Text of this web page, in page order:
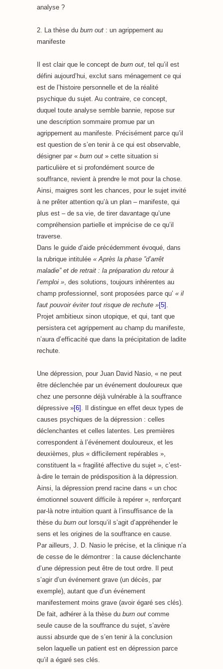
analyse ?
2. La thèse du burn out : un agrippement au
manifeste
Il est clair que le concept de burn out, tel qu’il est
défini aujourd’hui, exclut sans ménagement ce qui
est de l’histoire personnelle et de la réalité
psychique du sujet. Au contraire, ce concept,
duquel toute analyse semble bannie, repose sur
une description sommaire promue par un
agrippement au manifeste. Précisément parce qu’il
est question de s’en tenir à ce qui est observable,
désigner par « burn out » cette situation si
particulière et si profondément source de
souffrance, revient à prendre le mot pour la chose.
Ainsi, maigres sont les chances, pour le sujet invité
à ne prêter attention qu’à un plan – manifeste, qui
plus est – de sa vie, de tirer davantage qu’une
compréhension partielle et imprécise de ce qu’il
traverse.
Dans le guide d’aide précédemment évoqué, dans
la rubrique intitulée « Après la phase ”d’arrêt
maladie” et de retrait : la préparation du retour à
l’emploi », des solutions, toujours inhérentes au
champ professionnel, sont proposées parce qu’ « il
faut pouvoir éviter tout risque de rechute »[5] .
Projet ambitieux sinon utopique, et qui, tant que
persistera cet agrippement au champ du manifeste,
n’aura d’efficacité que dans la précipitation de ladite
rechute.
Une dépression, pour Juan David Nasio, « ne peut
être déclenchée par un événement douloureux que
chez une personne déjà vulnérable à la souffrance
dépressive »[6] . Il distingue en effet deux types de
causes psychiques de la dépression : celles
déclenchantes et celles latentes. Les premières
correspondent à l’événement douloureux, et les
deuxièmes, plus « difficilement repérables »,
constituent la « fragilité affective du sujet », c’est-
à-dire le terrain de prédisposition à la dépression.
Ainsi, la dépression prend racine dans « un choc
émotionnel souvent difficile à repérer », renforçant
par-là notre intuition quant à l’insuffisance de la
thèse du burn out lorsqu’il s’agit d’appréhender le
sens et les origines de la souffrance en cause.
Par ailleurs, J. D. Nasio le précise, et la clinique n’a
de cesse de le démontrer : la cause déclenchante
d’une dépression peut être de tout ordre. Il peut
s’agir d’un événement grave (un décès, par
exemple), autant que d’un événement
manifestement moins grave (avoir égaré ses clés).
De fait, adhérer à la thèse du burn out comme
seule cause de la souffrance du sujet, s’avère
aussi absurde que de s’en tenir à la conclusion
selon laquelle un patient est en dépression parce
qu’il a égaré ses clés.